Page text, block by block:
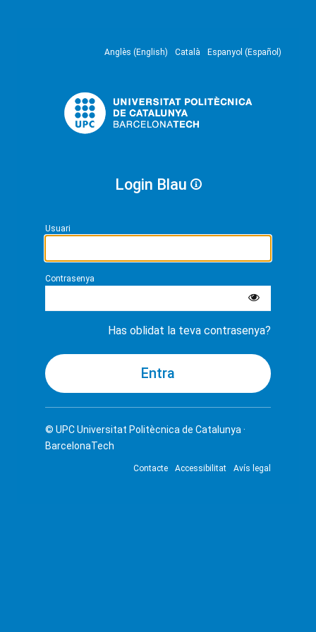
Anglès (English) Català Espanyol (Español)
Login Blau
Usuari
Contrasenya
Has oblidat la teva contrasenya?
© UPCUniversitat Politècnica de Catalunya ·
BarcelonaTech
Contacte Accessibilitat Avís legal